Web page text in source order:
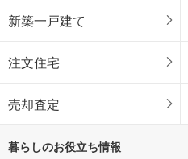
新築一戸建て
注文住宅
売却査定
暮らしのお役立ち情報